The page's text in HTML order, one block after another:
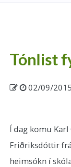
Tónlist
02/09/2015
Í dag komu
Friðriksdóttir
heimsókn í